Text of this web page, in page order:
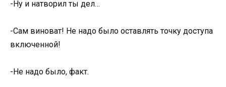
-Ну и натворил ты дел…
-Сам виноват! Не надо было оставлять точку доступа
включенной!
-Не надо было, факт.